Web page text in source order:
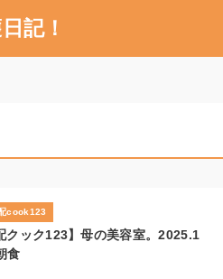
記！
cook123
クック123】母の美容室。2025.1
食